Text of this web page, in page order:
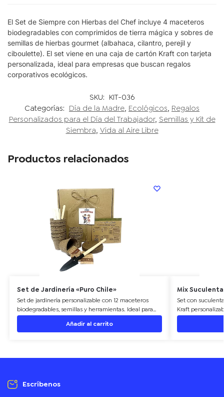
El Set de Siempre con Hierbas del Chef incluye 4 maceteros
biodegradables con comprimidos de tierra mágica y sobres de
semillas de hierbas gourmet (albahaca, cilantro, perejil y
ciboulette). El set viene en una caja de cartón Kraft con tarjeta
personalizada, ideal para empresas que buscan regalos
corporativos ecológicos.
SKU: KIT-036
Categorías: Día de la Madre, Ecológicos, Regalos
Personalizados para el Día del Trabajador, Semillas y Kit de
Siembra, Vida al Aire Libre
Productos relacionados
Set de Jardinería «Puro Chile»
Set de jardinería personalizable con 12 maceteros
biodegradables, semillas y herramientas. Ideal para
empresas y promociones ecológicas.
Añadir al carrito
Mix
Set con
Kraft
y promociones.
Escríbenos